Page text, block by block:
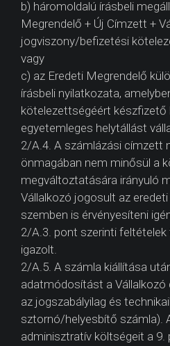
b) háromoldalú írásbeli
Megrendelő + Új Címzett +
jogviszony/befizetési
vagy
c) az Eredeti Megrendelő
írásbeli nyilatkozata,
kötelezettségéért készfizető
egyetemleges helytállást
2/A.4. A számlázási címzett
önmagában nem minősül a
megváltoztatására irányuló
Vállalkozó jogosult az
szemben is érvényesíteni
2/A.3. pont szerinti
igazolt.
2/A.5. A számla kiállítása
adatmódosítást a Vállalkozó
az jogszabályilag és
sztornó/helyesbítő számla).
adminisztratív költségeit a 9.